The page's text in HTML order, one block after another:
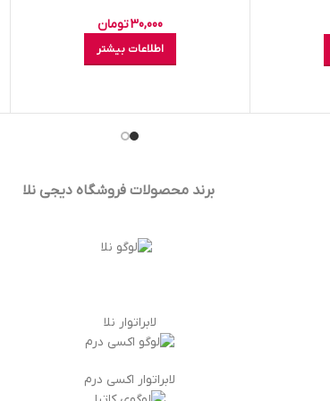
30,000تومان
اطلاعات بیشتر
برند محصولات فروشگاه دیجی نلا
لابراتوار نلا
لابراتوار اکسی درم